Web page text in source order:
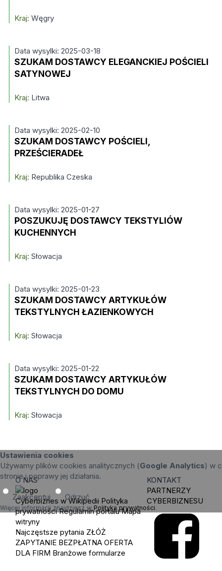
Kraj: Węgry
Data wysylki: 2025-03-18
SZUKAM DOSTAWCY ELEGANCKIEJ POŚCIELI
SATYNOWEJ
Kraj: Litwa
Data wysylki: 2025-02-10
SZUKAM DOSTAWCY POŚCIELI,
PRZEŚCIERADEŁ
Kraj: Republika Czeska
Data wysylki: 2025-01-27
POSZUKUJĘ DOSTAWCY TEKSTYLIÓW
KUCHENNYCH
Kraj: Słowacja
Data wysylki: 2025-01-23
SZUKAM DOSTAWCY ARTYKUŁÓW
TEKSTYLNYCH ŁAZIENKOWYCH
Kraj: Słowacja
Data wysylki: 2025-01-22
SZUKAM DOSTAWCY ARTYKUŁÓW
TEKSTYLNYCH DO DOMU
Kraj: Słowacja
Ustawienia cookies
Używamy plików cookies analitycznych (Google Analytics) w
stronie i poprawy jej działania.
Zaakceptuj Odrzuć
Więcej informacji znajdziesz w Polityka prywatności.
O NAS
Cyberbiznes w Wikipedii Polityka
prywatności Regulamin portalu Mapa
witryny
Najczęstsze pytania ZŁÓŻ
ZAPYTANIE BEZPŁATNA OFERTA
DLA FIRM Branżowe formularze
KONTAKT
PARTNERZY
CYBERBIZNESU